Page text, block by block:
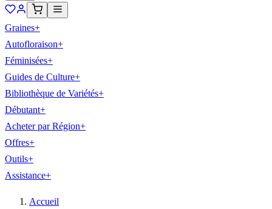
Graines+
Autofloraison+
Féminisées+
Guides de Culture+
Bibliothèque de Variétés+
Débutant+
Acheter par Région+
Offres+
Outils+
Assistance+
Accueil